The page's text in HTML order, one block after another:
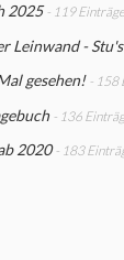
2025 - 119 Einträge
Leinwand -
gesehen! - 158
- 136
2020 - 183